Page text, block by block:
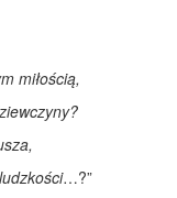
miłością,
…?”